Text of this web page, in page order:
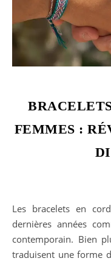
FEMMES :
Les bracelets en cordon pour femmes s’imposent ces
dernières années
contemporain. Bien
traduisent une forme